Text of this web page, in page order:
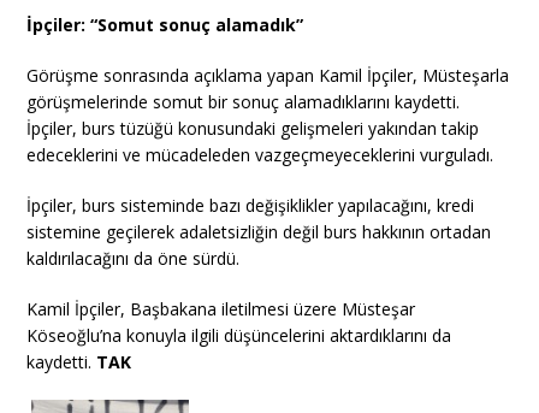
İpçiler: “Somut sonuç alamadık”
Görüşme sonrasında açıklama yapan Kamil İpçiler, Müsteşarla
görüşmelerinde somut bir sonuç alamadıklarını kaydetti.
İpçiler, burs tüzüğü konusundaki gelişmeleri yakından takip
edeceklerini ve mücadeleden vazgeçmeyeceklerini vurguladı.
İpçiler, burs sisteminde bazı değişiklikler yapılacağını, kredi
sistemine geçilerek adaletsizliğin değil burs hakkının ortadan
kaldırılacağını da öne sürdü.
Kamil İpçiler, Başbakana iletilmesi üzere Müsteşar
Köseoğlu’na konuyla ilgili düşüncelerini aktardıklarını da
kaydetti. TAK